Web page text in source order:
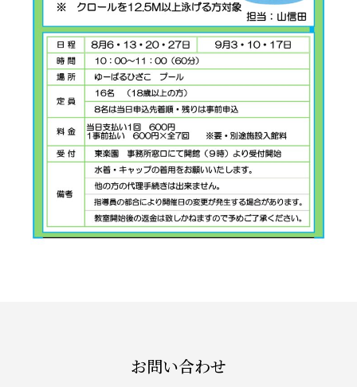
お問い合わせ